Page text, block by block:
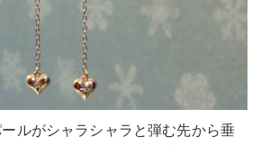
ルがシャラシャラと弾む先から垂